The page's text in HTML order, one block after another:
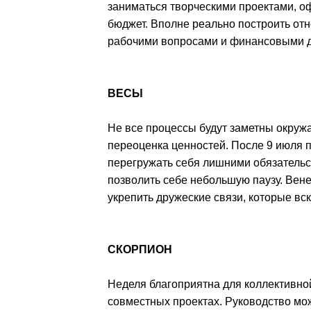
заниматься творческими проектами,
бюджет. Вполне реально построить
рабочими вопросами и финансовыми
ВЕСЫ
Не все процессы будут заметны
переоценка ценностей. После 9 июля
перегружать себя лишними
позволить себе небольшую паузу.
укрепить дружеские связи, которые
СКОРПИОН
Неделя благоприятна для
совместных проектах. Руководство